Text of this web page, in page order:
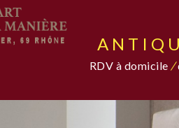
RDV à domicile /